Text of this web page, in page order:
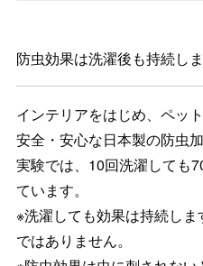
防虫効果は洗濯後も持続しま
インテリアをはじめ、ペッ
安全・安心な日本製の防虫加
実験では、10回洗濯しても
ています。
※洗濯しても効果は持続し
ではありません。